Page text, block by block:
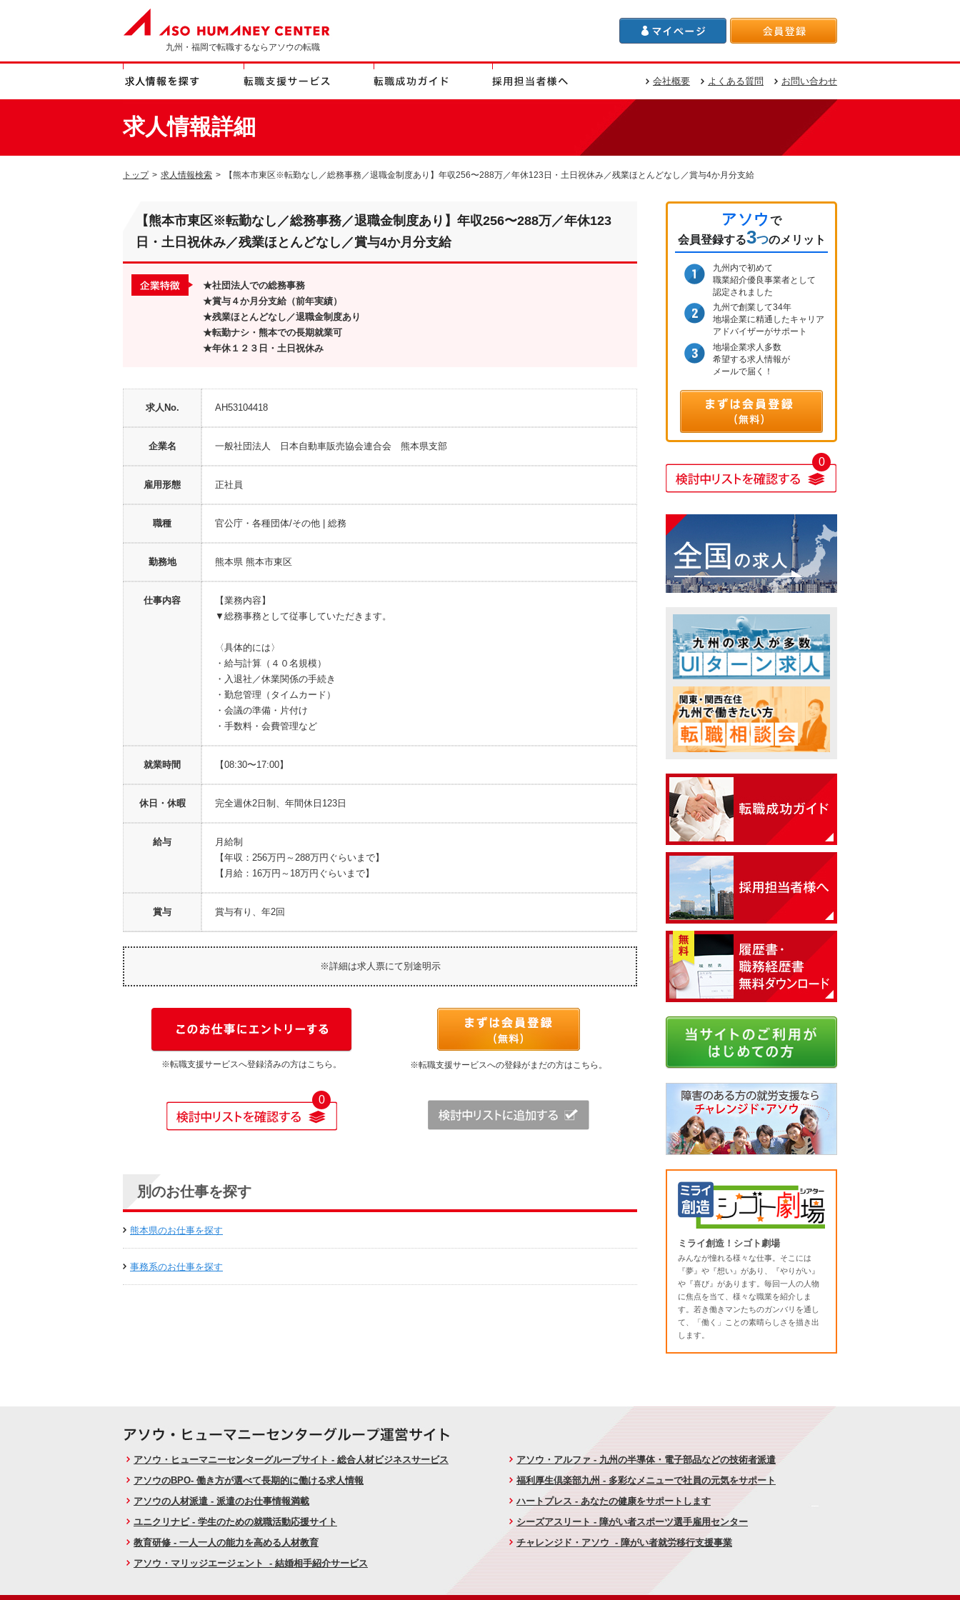
九州・福岡で転職するならアソウの転職
会社概要 よくある質問 お問い合わせ
求人情報詳細
トップ > 求人情報検索 > 【熊本市東区※転勤なし／総務事務／退職金制度あり】年収256〜288万／年休123日・土日祝休み／残業ほとんどなし／賞与4か月分支給
【熊本市東区※転勤なし／総務事務／退職金制度あり】年収256〜288万／年休123
日・土日祝休み／残業ほとんどなし／賞与4か月分支給
★社団法人での総務事務
★賞与４か月分支給（前年実績）
★残業ほとんどなし／退職金制度あり
★転勤ナシ・熊本での長期就業可
★年休１２３日・土日祝休み
求人No. AH53104418
企業名 一般社団法人 日本自動車販売協会連合会 熊本県支部
雇用形態 正社員
職種 官公庁・各種団体/その他 | 総務
勤務地 熊本県 熊本市東区
仕事内容
【業務内容】
▼総務事務として従事していただきます。
〈具体的には〉
・給与計算（４０名規模）
・入退社／休業関係の手続き
・勤怠管理（タイムカード）
・会議の準備・片付け
・手数料・会費管理など
就業時間 【08:30〜17:00】
休日・休暇 完全週休2日制、年間休日123日
給与
月給制
【年収：256万円～288万円ぐらいまで】
【月給：16万円～18万円ぐらいまで】
賞与 賞与有り、年2回
※詳細は求人票にて別途明示
※転職支援サービスへ登録済みの方はこちら。 ※転職支援サービスへの登録がまだの方はこちら。
0
別のお仕事を探す
熊本県のお仕事を探す
事務系のお仕事を探す
アソウ で
会員登録する3つのメリット
九州内で初めて
職業紹介優良事業者として
認定されました
九州で創業して34年
地場企業に精通したキャリア
アドバイザーがサポート
地場企業求人多数
希望する求人情報が
メールで届く！
0
ミライ創造！シゴト劇場
みんなが憧れる様々な仕事。そこには
『夢』や『想い』があり、『やりがい』
や『喜び』があります。毎回一人の人物
に焦点を当て、様々な職業を紹介しま
す。若き働きマンたちのガンバリを通し
て、「働く」ことの素晴らしさを描き出
します。
アソウ・ヒューマニーセンターグループサイト - 総合人材ビジネスサービス
アソウのBPO- 働き方が選べて長期的に働ける求人情報
アソウの人材派遣 - 派遣のお仕事情報満載
ユニクリナビ - 学生のための就職活動応援サイト
教育研修 - 一人一人の能力を高める人材教育
アソウ・マリッジエージェント - 結婚相手紹介サービス
アソウ・アルファ - 九州の半導体・電子部品などの技術者派遣
福利厚生倶楽部九州 - 多彩なメニューで社員の元気をサポート
ハートプレス - あなたの健康をサポートします
シーズアスリート - 障がい者スポーツ選手雇用センター
チャレンジド・アソウ - 障がい者就労移行支援事業